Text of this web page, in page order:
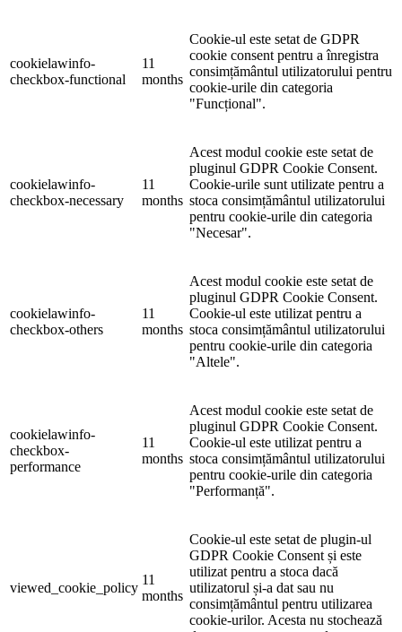
cookielawinfo-
checkbox-functional
11
months
Cookie-ul este setat de GDPR
cookie consent pentru a înregistra
consimțământul utilizatorului pentru
cookie-urile din categoria
"Funcțional".
cookielawinfo-
checkbox-necessary
11
months
Acest modul cookie este setat de
pluginul GDPR Cookie Consent.
Cookie-urile sunt utilizate pentru a
stoca consimțământul utilizatorului
pentru cookie-urile din categoria
"Necesar".
cookielawinfo-
checkbox-others
11
months
Acest modul cookie este setat de
pluginul GDPR Cookie Consent.
Cookie-ul este utilizat pentru a
stoca consimțământul utilizatorului
pentru cookie-urile din categoria
"Altele".
cookielawinfo-
checkbox-
performance
11
months
Acest modul cookie este setat de
pluginul GDPR Cookie Consent.
Cookie-ul este utilizat pentru a
stoca consimțământul utilizatorului
pentru cookie-urile din categoria
"Performanță".
viewed_cookie_policy
11
months
Cookie-ul este setat de plugin-ul
GDPR Cookie Consent și este
utilizat pentru a stoca dacă
utilizatorul și-a dat sau nu
consimțământul pentru utilizarea
cookie-urilor. Acesta nu stochează